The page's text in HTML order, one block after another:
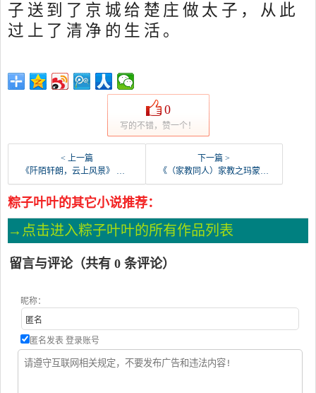
子送到了京城给楚庄做太子，从此
过上了清净的生活。
0
写的不错，赞一个！
< 上一篇
《阡陌轩朗，云上风景》 作者：小乔儿 txt文件大小：1.13 MB
下一篇 >
《（家教同人）家教之玛蒙养子生活》 作者：坚持作死 txt文件大小：79.52 KB
粽子叶叶的其它小说推荐：
→点击进入粽子叶叶的所有作品列表
留言与评论（共有 0 条评论）
昵称：
匿名发表 登录账号